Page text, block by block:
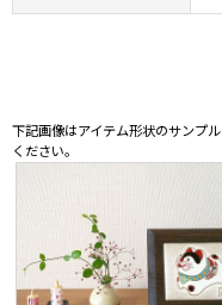
下記画像はアイテム形状のサンプ
ください。